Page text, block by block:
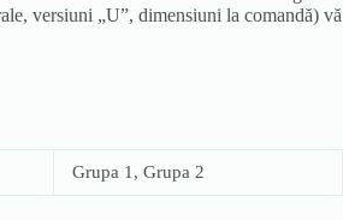
versiuni „U”, dimensiuni la comandă) vă
Grupa 1, Grupa 2